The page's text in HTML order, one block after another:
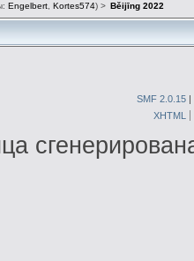
Engelbert, Kortes574) > Běijīng 2022
SMF 2.0.15 |
XHTML